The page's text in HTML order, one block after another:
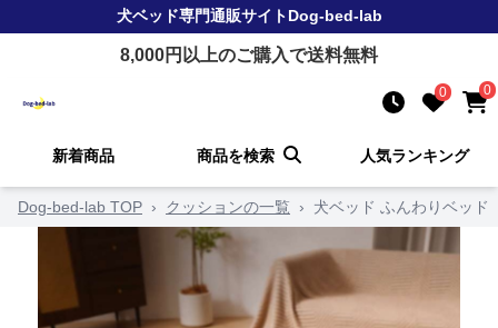
犬ベッド専門通販サイトDog-bed-lab
8,000円以上のご購入で送料無料
0 0
新着商品 商品を検索 人気ランキング
Dog-bed-lab TOP › クッションの一覧 › 犬ベッド ふんわりベッド